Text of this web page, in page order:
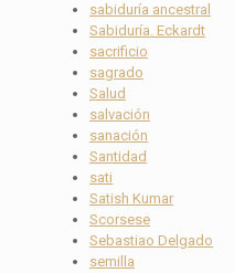
sabiduría ancestral
Sabiduría. Eckardt
sacrificio
sagrado
Salud
salvación
sanación
Santidad
sati
Satish Kumar
Scorsese
Sebastiao Delgado
semilla